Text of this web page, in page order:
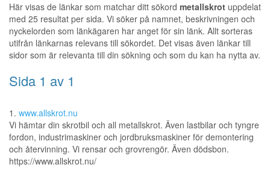
Här visas de länkar som matchar ditt sökord metallskrot uppdelat
med 25 resultat per sida. Vi söker på namnet, beskrivningen och
nyckelorden som länkägaren har anget för sin länk. Allt sorteras
utifrån länkarnas relevans till sökordet. Det visas även länkar till
sidor som är relevanta till din sökning och som du kan ha nytta av.
Sida 1 av 1
1. www.allskrot.nu
Vi hämtar din skrotbil och all metallskrot. Även lastbilar och tyngre
fordon, industrimaskiner och jordbruksmaskiner för demontering
och återvinning. Vi rensar och grovrengör. Även dödsbon.
https://www.allskrot.nu/